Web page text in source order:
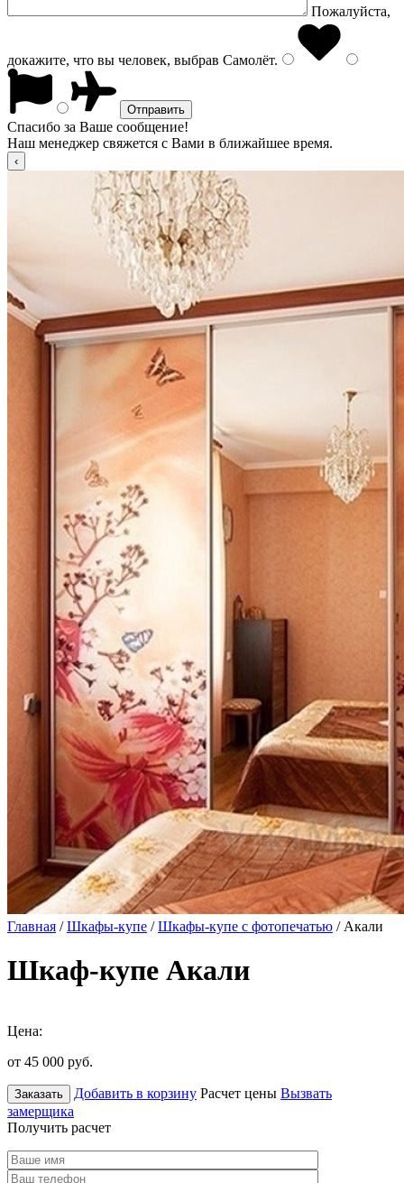
Пожалуйста,
докажите, что вы человек, выбрав Самолёт.
Спасибо за Ваше сообщение!
Наш менеджер свяжется с Вами в ближайшее время.
Главная /Шкафы-купе /Шкафы-купе с фотопечатью / Акали
Шкаф-купе Акали
Цена:
от 45 000 руб.
Заказать Добавить в корзину Расчет цены Вызвать
замерщика
Получить расчет